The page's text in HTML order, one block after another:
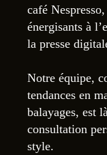
café
énergisants à
la presse
Notre équipe,
tendances en
balayages, est
consultation
style.